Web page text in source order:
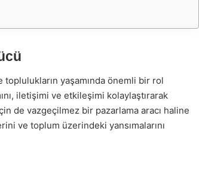
yaşamında önemli bir rol
iletişimi ve etkileşimi kolaylaştırarak
de vazgeçilmez bir pazarlama aracı haline
ve toplum üzerindeki yansımalarını